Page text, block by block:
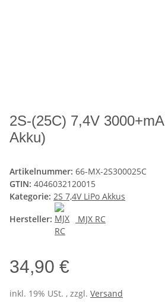
2S-(25C) 7,4V
Akku)
Artikelnummer: 66-MX-2S300025C
GTIN: 4046032120015
Kategorie: 2S 7,4V LiPo Akkus
Hersteller:
MJX RC
34,90 €
inkl. 19% USt. , zzgl. Versand